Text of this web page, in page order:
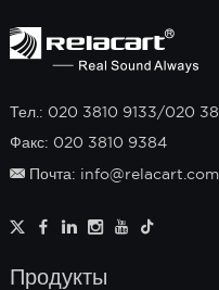
Тел.: 020 3810 9133/020
Факс: 020 3810 9384
Почта: info@relacart.com
Продукты